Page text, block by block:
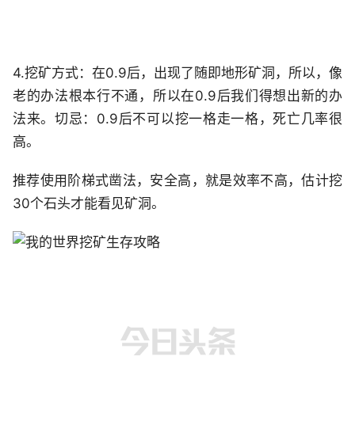
4.挖矿方式：在0.9后，出现了随即地形矿洞，所以，像
老的办法根本行不通，所以在0.9后我们得想出新的办
法来。切忌：0.9后不可以挖一格走一格，死亡几率很
高。
推荐使用阶梯式凿法，安全高，就是效率不高，估计挖
30个石头才能看见矿洞。